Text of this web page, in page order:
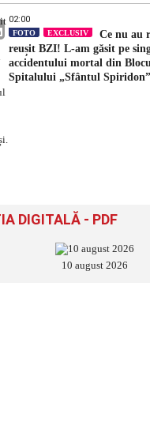
02:00
FOTO EXCLUSIV
Ce nu au
reușit BZI! L-am găsit pe
accidentului mortal din
Spitalului „Sfântul
DIGITALĂ - PDF
10 august 2026